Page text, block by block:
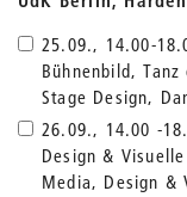
25.09., 14.00-
Bühnenbild,
Stage Design,
26.09., 14.00 -
Design &
Media, Design &